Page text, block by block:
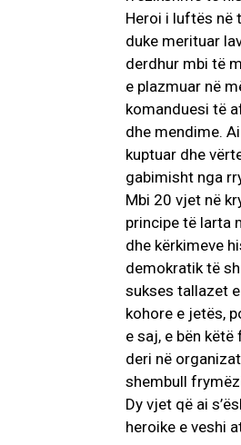
Heroi i luftës në
duke merituar
derdhur mbi të
e plazmuar në
komanduesi të
dhe mendime.
kuptuar dhe
gabimisht nga
Mbi 20 vjet në
principe të larta
dhe kërkimeve
demokratik të
sukses tallazet
kohore e jetës,
e saj, e bën
deri në
shembull
Dy vjet që ai
heroike e veshi